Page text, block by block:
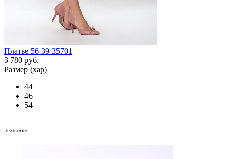
Платье 56-39-35701
3 780 руб.
Размер (хар)
44
46
54